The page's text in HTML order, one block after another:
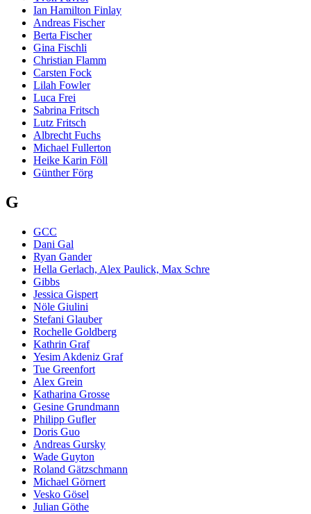
Ian Hamilton Finlay
Andreas Fischer
Berta Fischer
Gina Fischli
Christian Flamm
Carsten Fock
Lilah Fowler
Luca Frei
Sabrina Fritsch
Lutz Fritsch
Albrecht Fuchs
Michael Fullerton
Heike Karin Föll
Günther Förg
G
GCC
Dani Gal
Ryan Gander
Hella Gerlach, Alex Paulick, Max Schre
Gibbs
Jessica Gispert
Nöle Giulini
Stefani Glauber
Rochelle Goldberg
Kathrin Graf
Yesim Akdeniz Graf
Tue Greenfort
Alex Grein
Katharina Grosse
Gesine Grundmann
Philipp Gufler
Doris Guo
Andreas Gursky
Wade Guyton
Roland Gätzschmann
Michael Görnert
Vesko Gösel
Julian Göthe